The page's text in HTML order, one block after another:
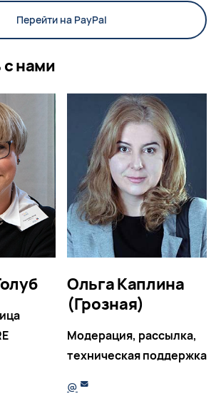
Перейти на PayPal
нами
Ольга Каплина
(Грозная)
Модерация, рассылка,
техническая поддержка
@